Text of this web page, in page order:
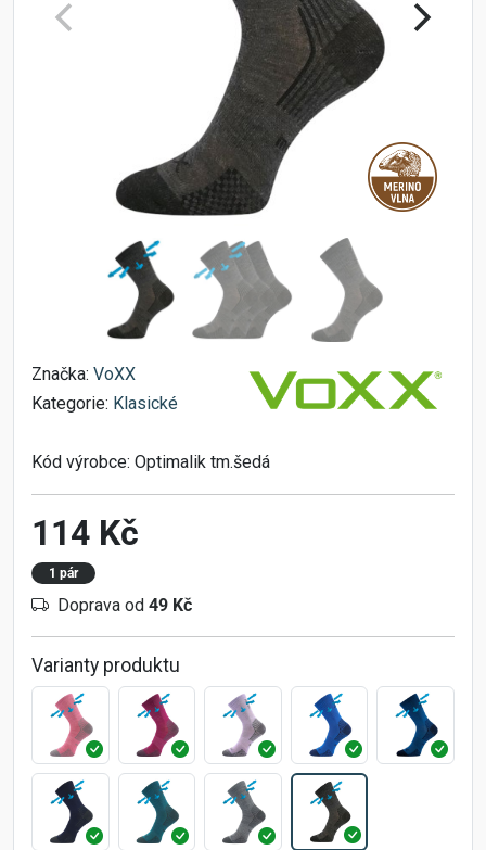
Značka: VoXX
Kategorie: Klasické
Kód výrobce: Optimalik tm.šedá
114 Kč
1 pár
Doprava od 49 Kč
Varianty produktu